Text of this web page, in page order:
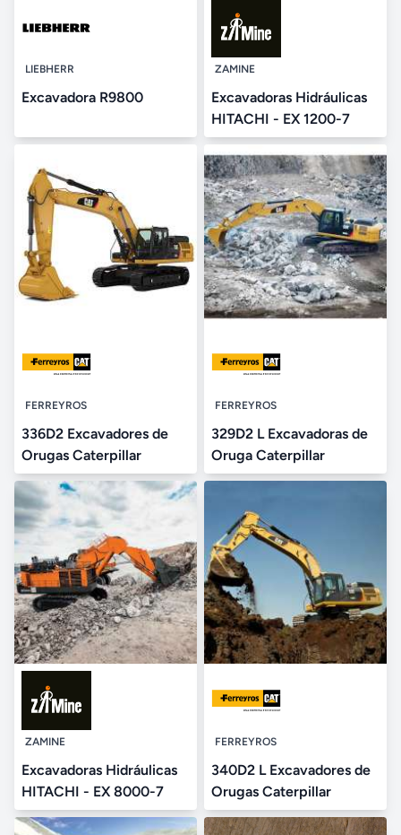
LIEBHERR
Excavadora R9800
ZAMINE
Excavadoras Hidráulicas
HITACHI - EX 1200-7
FERREYROS
336D2 Excavadores de
Orugas Caterpillar
FERREYROS
329D2 L Excavadoras de
Oruga Caterpillar
ZAMINE
Excavadoras Hidráulicas
HITACHI - EX 8000-7
FERREYROS
340D2 L Excavadores de
Orugas Caterpillar